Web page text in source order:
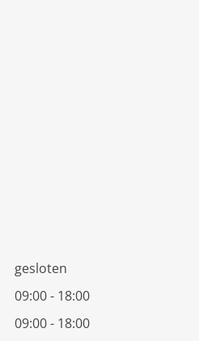
gesloten
09:00 - 18:00
09:00 - 18:00